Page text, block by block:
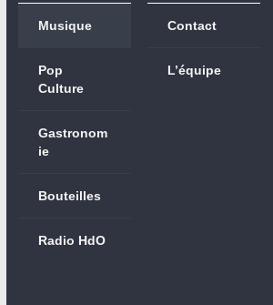
Musique
Pop
Culture
Gastronom
ie
Bouteilles
Radio HdO
Contact
L’équipe